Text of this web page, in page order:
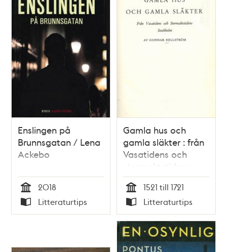
Enslingen på
Brunnsgatan / Lena
Ackebo
Tid
2018
Typ
Litteraturtips
Gamla hus och
gamla släkter : från
Vasatidens och
stormaktstidens
Stockholm / Gunnar
Hellström
Tid
1521 till 1721
Typ
Litteraturtips